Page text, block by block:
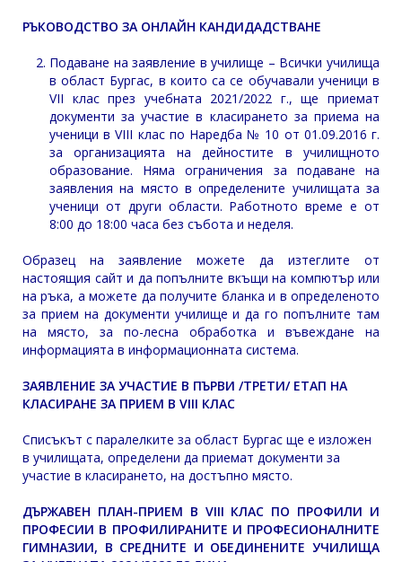
РЪКОВОДСТВО ЗА ОНЛАЙН КАНДИДАДСТВАНЕ
Подаване на заявление в училище – Всички училища
в област Бургас, в които са се обучавали ученици в
VII клас през учебната 2021/2022 г., ще приемат
документи за участие в класирането за приема на
ученици в VIII клас по Наредба № 10 от 01.09.2016 г.
за организацията на дейностите в училищното
образование. Няма ограничения за подаване на
заявления на място в определените училищата за
ученици от други области. Работното време е от
8:00 до 18:00 часа без събота и неделя.
Образец на заявление можете да изтеглите от
настоящия сайт и да попълните вкъщи на компютър или
на ръка, а можете да получите бланка и в определеното
за прием на документи училище и да го попълните там
на място, за по-лесна обработка и въвеждане на
информацията в информационната система.
ЗАЯВЛЕНИЕ ЗА УЧАСТИЕ В ПЪРВИ /ТРЕТИ/ ЕТАП НА
КЛАСИРАНЕ ЗА ПРИЕМ В VIII КЛАС
Списъкът с паралелките за област Бургас ще е изложен
в училищата, определени да приемат документи за
участие в класирането, на достъпно място.
ДЪРЖАВЕН ПЛАН-ПРИЕМ В VIII КЛАС ПО ПРОФИЛИ И
ПРОФЕСИИ В ПРОФИЛИРАНИТЕ И ПРОФЕСИОНАЛНИТЕ
ГИМНАЗИИ, В СРЕДНИТЕ И ОБЕДИНЕНИТЕ УЧИЛИЩА